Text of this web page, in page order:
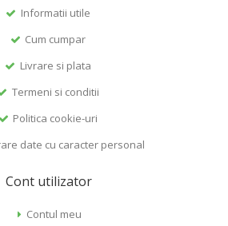
Informatii utile
Cum cumpar
Livrare si plata
Termeni si conditii
Politica cookie-uri
date cu caracter personal
Cont utilizator
Contul meu